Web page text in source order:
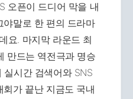
오픈이 드디어 막을 내
야말로 한 편의 드라마
요. 마지막 라운드 최
만드는 역전극과 명승
시간 검색어와 SNS
가 끝난 지금도 국내